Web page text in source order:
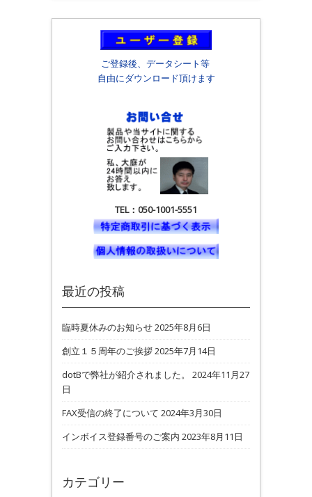
ご登録後、データシート等
自由にダウンロード頂けます
TEL：050-1001-5551
最近の投稿
臨時夏休みのお知らせ2025年8月6日
創立１５周年のご挨拶2025年7月14日
dotBで弊社が紹介されました。
2024年11月27
日
FAX受信の終了について 2024年3月30日
インボイス登録番号のご案内 2023年8月11日
カテゴリー